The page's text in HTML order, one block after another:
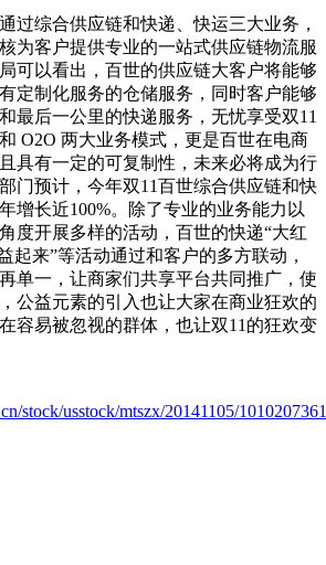
过综合供应链和快递、快运三大业务，
为客户提供专业的一站式供应链物流服
可以看出，百世的供应链大客户将能够
定制化服务的仓储服务，同时客户能够
最后一公里的快递服务，无忧享受双11
O2O 两大业务模式，更是百世在电商
具有一定的可复制性，未来必将成为行
门预计，今年双11百世综合供应链和快
增长近100%。除了专业的业务能力以
度开展多样的活动，百世的快递“大红
起来”等活动通过和客户的多方联动，
单一，让商家们共享平台共同推广，使
公益元素的引入也让大家在商业狂欢的
容易被忽视的群体，也让双11的狂欢变
stock/usstock/mtszx/20141105/